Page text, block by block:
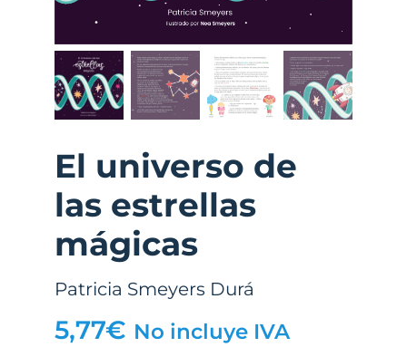
El universo de
las estrellas
mágicas
Patricia Smeyers Durá
5,77€ No incluye IVA